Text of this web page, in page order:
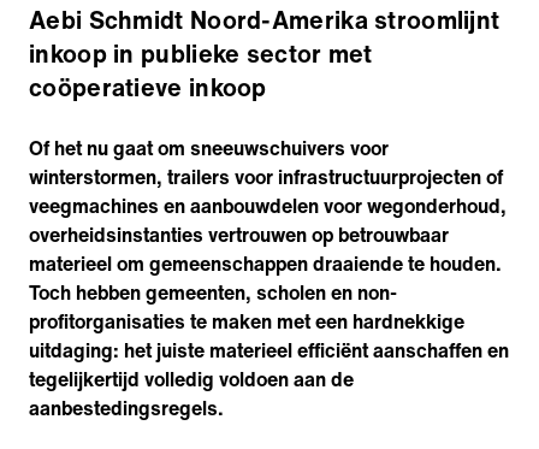
Aebi Schmidt Noord-Amerika stroomlijnt
inkoop in publieke sector met
coöperatieve inkoop
Of het nu gaat om sneeuwschuivers voor
winterstormen, trailers voor infrastructuurprojecten of
veegmachines en aanbouwdelen voor wegonderhoud,
overheidsinstanties vertrouwen op betrouwbaar
materieel om gemeenschappen draaiende te houden.
Toch hebben gemeenten, scholen en non-
profitorganisaties te maken met een hardnekkige
uitdaging: het juiste materieel efficiënt aanschaffen en
tegelijkertijd volledig voldoen aan de
aanbestedingsregels.